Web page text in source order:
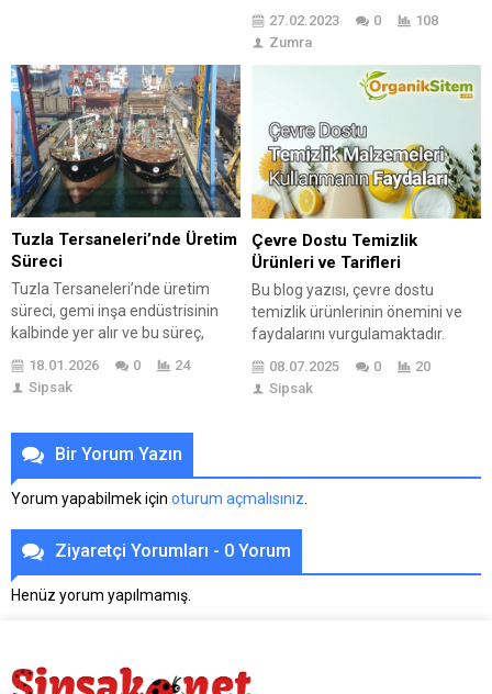
önüne geçmek mümkündür. Blog
Yazısında, dolandırıcılıkla
mücadelede kullanıcıların
eğitilmesi için önerilerde
bulunulmakta ve dolandırıcılık
önleme stratejileri
detaylandırılmaktadır. Bu
stratejiler, etkili...
olayların etkilenmesi amacıyla
yapılan bir ritüeldir. Genellikle söz,
obje veya sembol kullanılarak
yapılıyor. Büyü yapmak çeşitli
amaçlar için kullanılıyor. Örnek
verecek olursak kişileri kontrol
etmek, hastalıkları iyileştirmek,
şansı arttırmak veya zarar
vermek gibi durumlar. Genellikle
belirli bir inanç...
27.02.2023 0
108
Zumra
Tuzla Tersaneleri’nde Üretim
Süreci
Tuzla Tersaneleri’nde üretim
süreci, gemi inşa endüstrisinin
kalbinde yer alır ve bu süreç,
deniz taşımacılığında önemli bir
rol oynamaktadır. Tuzla
Tersaneleri’nde kullanılan
verimliliğini artırmakta ve kaliteli
ürünler elde edilmesini
sağlamaktadır. Üretim
sürecindeki adımlar, tasarım
aşamasından geminin
tamamlanmasına kadar uzanan
detaylı bir süreçtir. Ancak, Tuzla
Tersaneleri’nde çeşitli
18.01.2026 0
24
Sipsak
Çevre Dostu Temizlik
Ürünleri ve Tarifleri
Bu blog yazısı, çevre dostu
temizlik ürünlerinin önemini ve
faydalarını vurgulamaktadır.
evde temizlik ürünü yapımının
yollarını anlatırken, çevre dostu
dostu temizlik tariflerine yer
verilmiştir. Çevre dostu ürünlere
geçiş yaparken dikkat edilmesi
gereken unsurlar da...
08.07.2025 0
20
Sipsak
Bir Yorum Yazın
Yorum yapabilmek için oturum açmalısınız
Ziyaretçi Yorumları - 0 Yorum
Henüz yorum yapılmamış.